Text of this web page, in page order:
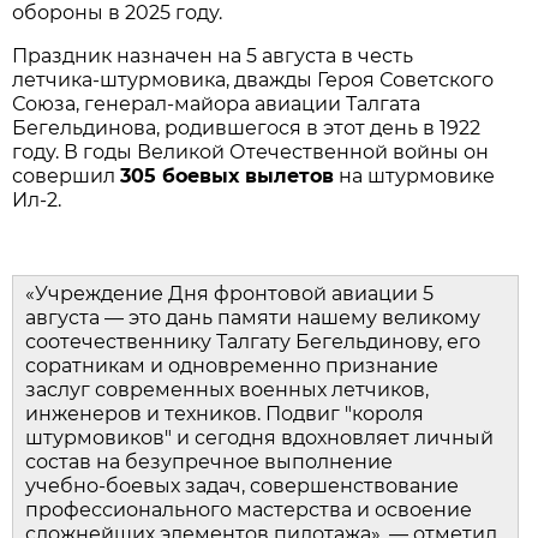
обороны в 2025 году.
Праздник назначен на 5 августа в честь
летчика‑штурмовика, дважды Героя Советского
Союза, генерал‑майора авиации Талгата
Бегельдинова, родившегося в этот день в 1922
году. В годы Великой Отечественной войны он
совершил 305 боевых вылетов на штурмовике
Ил‑2.
«Учреждение Дня фронтовой авиации 5
августа — это дань памяти нашему великому
соотечественнику Талгату Бегельдинову, его
соратникам и одновременно признание
заслуг современных военных летчиков,
инженеров и техников. Подвиг "короля
штурмовиков" и сегодня вдохновляет личный
состав на безупречное выполнение
учебно‑боевых задач, совершенствование
профессионального мастерства и освоение